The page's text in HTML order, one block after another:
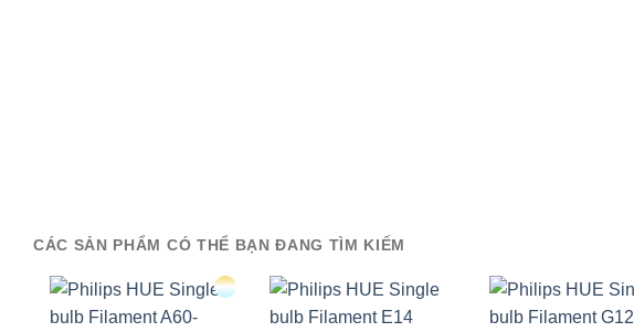
CÁC SẢN PHẨM CÓ THỂ BẠN ĐANG TÌM KIẾM